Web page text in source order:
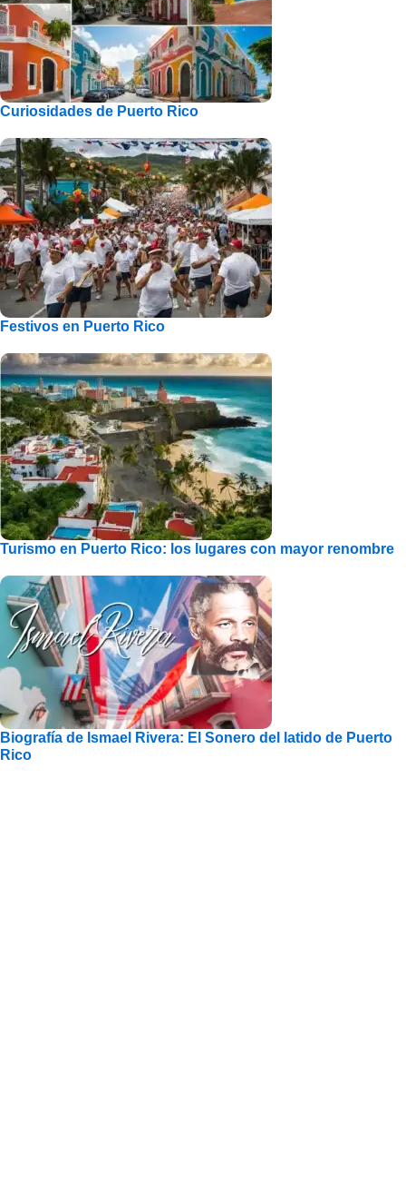
Curiosidades de Puerto Rico
Festivos en Puerto Rico
Turismo en Puerto Rico: los lugares con mayor renombre
Biografía de Ismael Rivera: El Sonero del latido de Puerto
Rico